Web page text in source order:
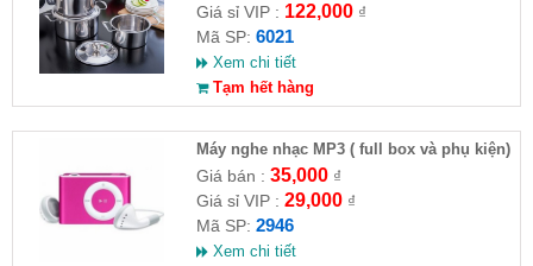
Giá sỉ VIP : 122,000₫
Mã SP: 6021
Xem chi tiết
Tạm hết hàng
Máy nghe nhạc MP3 ( full box và phụ kiện)
Giá bán : 35,000₫
Giá sỉ VIP : 29,000₫
Mã SP: 2946
Xem chi tiết